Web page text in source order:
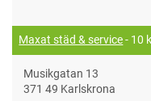
Maxat städ & service- 10
Musikgatan 13
371 49 Karlskrona